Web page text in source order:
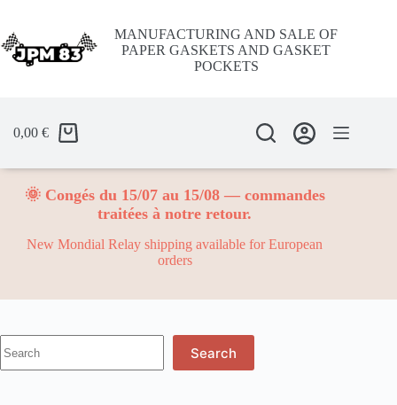
content
MANUFACTURING AND SALE OF
PAPER GASKETS AND GASKET
POCKETS
0,00 €
🌞 Congés du 15/07 au 15/08 — commandes
traitées à notre retour.
New Mondial Relay shipping available for European
orders
Search
results